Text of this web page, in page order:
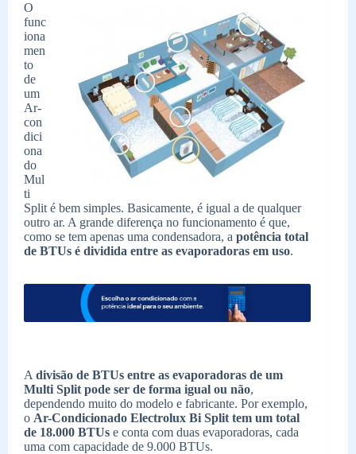
O
func
iona
men
to
de
um
Ar-
con
dici
ona
do
Mul
ti
Split é bem simples. Basicamente, é igual a de qualquer
outro ar. A grande diferença no funcionamento é que,
como se tem apenas uma condensadora, a potência total
de BTUs é dividida entre as evaporadoras em uso.
A divisão de BTUs entre as evaporadoras de um
Multi Split pode ser de forma igual ou não,
dependendo muito do modelo e fabricante. Por exemplo,
o Ar-Condicionado Electrolux Bi Split tem um total
de 18.000 BTUs e conta com duas evaporadoras, cada
uma com capacidade de 9.000 BTUs.